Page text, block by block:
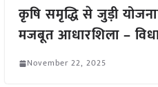
कृषि समृद्धि से जुड़ी
मजबूत आधारशिला –
November 22, 2025